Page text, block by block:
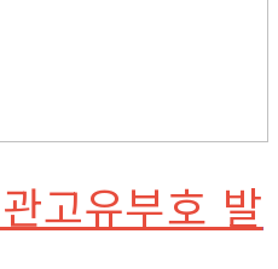
고유부호 발